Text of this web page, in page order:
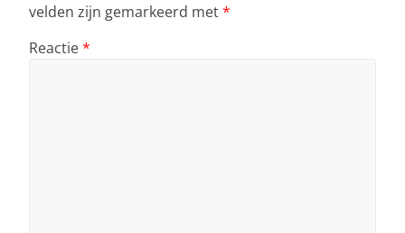
velden zijn gemarkeerd met*
Reactie*